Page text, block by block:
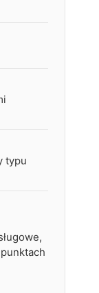
typu